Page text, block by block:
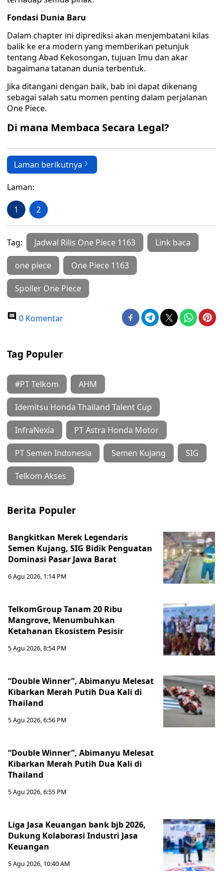
Fondasi Dunia Baru
Dalam chapter ini diprediksi akan menjembatani kilas
balik ke era modern yang memberikan petunjuk
tentang Abad Kekosongan, tujuan Imu dan akar
bagaimana tatanan dunia terbentuk.
Jika ditangani dengan baik, bab ini dapat dikenang
sebagai salah satu momen penting dalam perjalanan
One Piece.
Di mana Membaca Secara Legal?
Laman berikutnya
Laman:
1 2
Tag: Jadwal Rilis One Piece 1163 Link baca
one piece One Piece 1163
Spoiler One Piece
0 Komentar
Tag Populer
#PT Telkom AHM
Idemitsu Honda Thailand Talent Cup
InfraNexia PT Astra Honda Motor
PT Semen Indonesia Semen Kujang SIG
Telkom Akses
Berita Populer
Bangkitkan Merek Legendaris
Semen Kujang, SIG Bidik Penguatan
Dominasi Pasar Jawa Barat
6 Agu 2026, 1:14 PM
TelkomGroup Tanam 20 Ribu
Mangrove, Menumbuhkan
Ketahanan Ekosistem Pesisir
5 Agu 2026, 8:54 PM
“Double Winner”, Abimanyu Melesat
Kibarkan Merah Putih Dua Kali di
Thailand
5 Agu 2026, 6:56 PM
“Double Winner”, Abimanyu Melesat
Kibarkan Merah Putih Dua Kali di
Thailand
5 Agu 2026, 6:55 PM
Liga Jasa Keuangan bank bjb 2026,
Dukung Kolaborasi Industri Jasa
Keuangan
5 Agu 2026, 10:40 AM